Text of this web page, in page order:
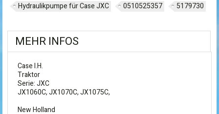
Hydraulikpumpe für Case JXC
0510525357 5179730
MEHR INFOS
Case I.H.
Traktor
Serie: JXC
JX1060C, JX1070C, JX1075C,
New Holland